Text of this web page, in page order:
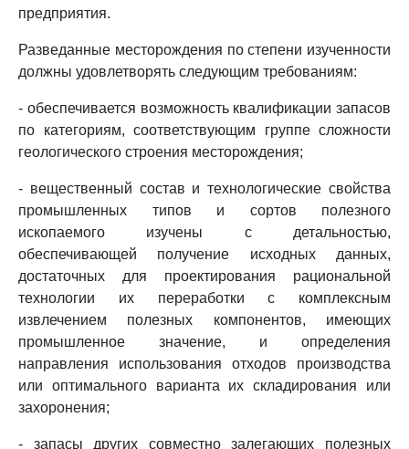
предприятия.
Разведанные месторождения по степени изученности
должны удовлетворять следующим требованиям:
- обеспечивается возможность квалификации запасов
по категориям, соответствующим группе сложности
геологического строения месторождения;
- вещественный состав и технологические свойства
промышленных типов и сортов полезного
ископаемого изучены с детальностью,
обеспечивающей получение исходных данных,
достаточных для проектирования рациональной
технологии их переработки с комплексным
извлечением полезных компонентов, имеющих
промышленное значение, и определения
направления использования отходов производства
или оптимального варианта их складирования или
захоронения;
- запасы других совместно залегающих полезных